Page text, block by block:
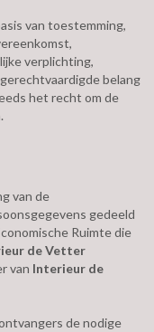
van toestemming,
verplichting,
belang
het recht om de
van de
gedeeld
Ruimte die
de Vetter
van Interieur de
de nodige